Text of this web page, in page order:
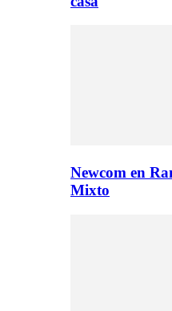
Newcom en
Mixto